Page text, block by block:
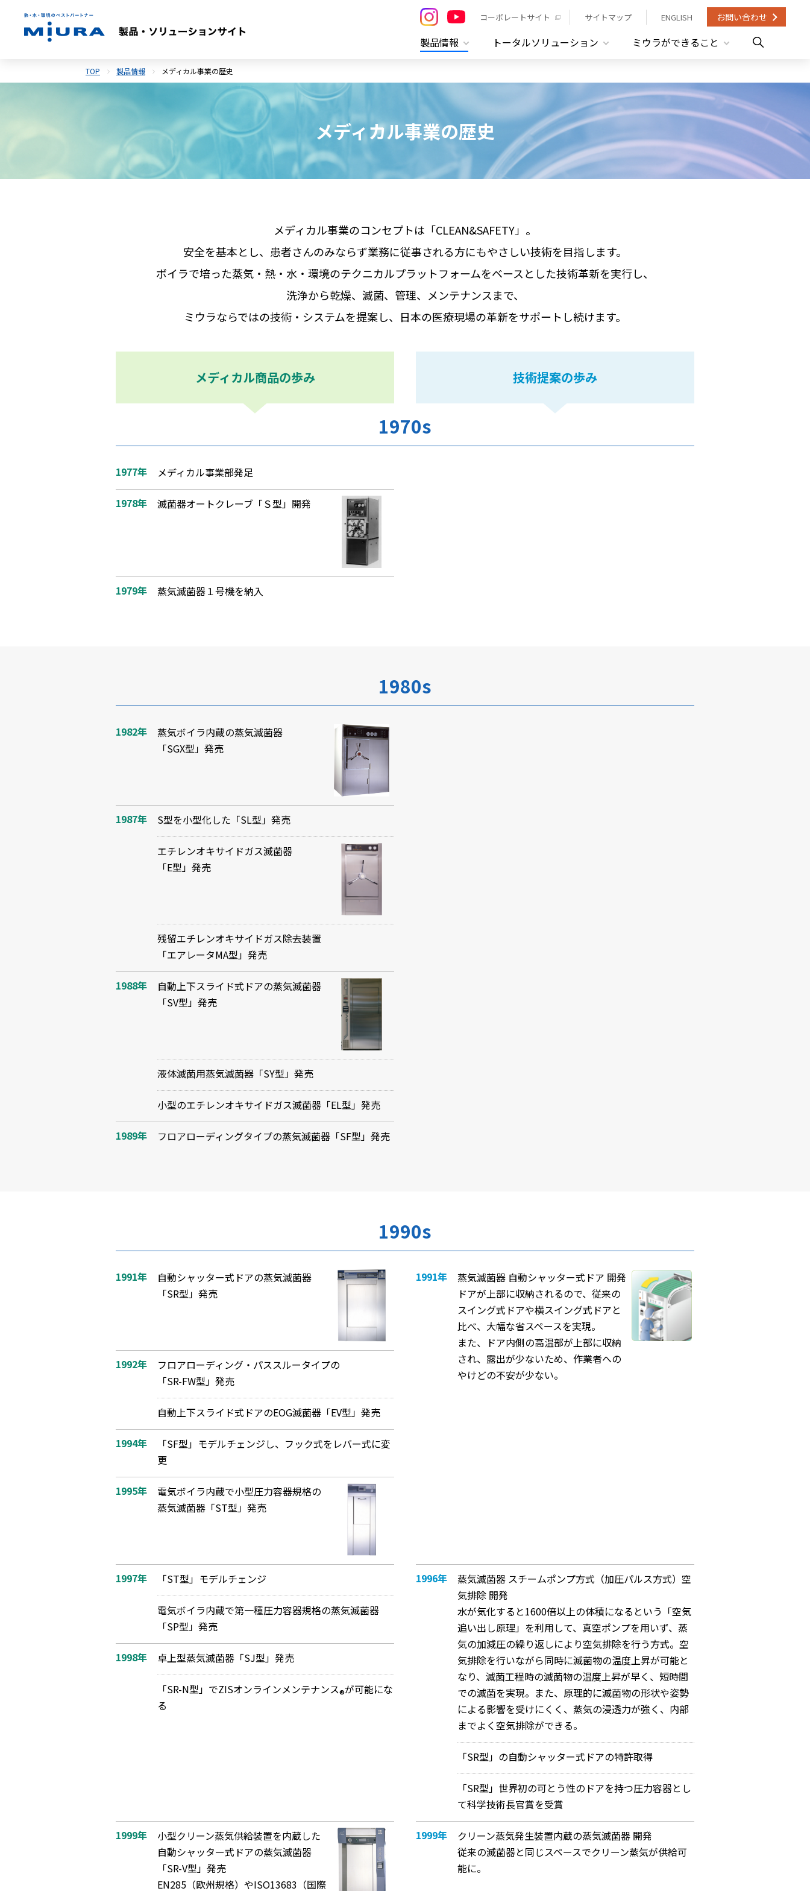
コーポレートサイト サイトマップ ENGLISH お問い合わせ
製品情報 トータルソリューション ミウラができること
TOP 製品情報 メディカル事業の歴史
メディカル事業の歴史
メディカル事業のコンセプトは「CLEAN&SAFETY」。
安全を基本とし、患者さんのみならず業務に従事される方にもやさしい技術を目指します。
ボイラで培った蒸気・熱・水・環境のテクニカルプラットフォームをベースとした技術革新を実行し、
洗浄から乾燥、滅菌、管理、メンテナンスまで、
ミウラならではの技術・システムを提案し、日本の医療現場の革新をサポートし続けます。
メディカル商品の歩み 技術提案の歩み
1970s
1977年 メディカル事業部発足
1978年 滅菌器オートクレーブ「Ｓ型」開発
1979年 蒸気滅菌器１号機を納入
1980s
1982年
蒸気ボイラ内蔵の蒸気滅菌器
「SGX型」発売
1987年 S型を小型化した「SL型」発売
エチレンオキサイドガス滅菌器
「E型」発売
残留エチレンオキサイドガス除去装置
「エアレータMA型」発売
1988年
自動上下スライド式ドアの蒸気滅菌器
「SV型」発売
液体滅菌用蒸気滅菌器「SY型」発売
小型のエチレンオキサイドガス滅菌器「EL型」発売
1989年 フロアローディングタイプの蒸気滅菌器「SF型」発売
1990s
1991年
自動シャッター式ドアの蒸気滅菌器
「SR型」発売
1992年
フロアローディング・パススルータイプの
「SR-FW型」発売
自動上下スライド式ドアのEOG滅菌器「EV型」発売
1994年
「SF型」モデルチェンジし、フック式をレバー式に変
更
1995年
電気ボイラ内蔵で小型圧力容器規格の
蒸気滅菌器「ST型」発売
1997年 「ST型」モデルチェンジ
電気ボイラ内蔵で第一種圧力容器規格の蒸気滅菌器
「SP型」発売
1998年 卓上型蒸気滅菌器「SJ型」発売
「SR-N型」でZISオンラインメンテナンス®が可能にな
る
1999年
小型クリーン蒸気供給装置を内蔵した
自動シャッター式ドアの蒸気滅菌器
「SR-V型」発売
EN285（欧州規格）やISO13683（国際
1991年
蒸気滅菌器 自動シャッター式ドア 開発
ドアが上部に収納されるので、従来の
スイング式ドアや横スイング式ドアと
比べ、大幅な省スペースを実現。
また、ドア内側の高温部が上部に収納
され、露出が少ないため、作業者への
やけどの不安が少ない。
1996年
蒸気滅菌器 スチームポンプ方式（加圧パルス方式）空
気排除 開発
水が気化すると1600倍以上の体積になるという「空気
追い出し原理」を利用して、真空ポンプを用いず、蒸
気の加減圧の繰り返しにより空気排除を行う方式。空
気排除を行いながら同時に滅菌物の温度上昇が可能と
なり、滅菌工程時の滅菌物の温度上昇が早く、短時間
での滅菌を実現。また、原理的に滅菌物の形状や姿勢
による影響を受けにくく、蒸気の浸透力が強く、内部
までよく空気排除ができる。
「SR型」の自動シャッター式ドアの特許取得
「SR型」世界初の可とう性のドアを持つ圧力容器とし
て科学技術長官賞を受賞
1999年
クリーン蒸気発生装置内蔵の蒸気滅菌器 開発
従来の滅菌器と同じスペースでクリーン蒸気が供給可
能に。